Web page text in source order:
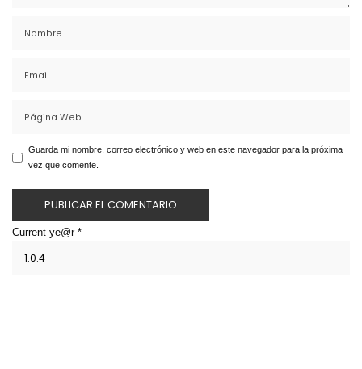
Guarda mi nombre, correo electrónico y web en este navegador para la próxima
vez que comente.
Current ye@r *